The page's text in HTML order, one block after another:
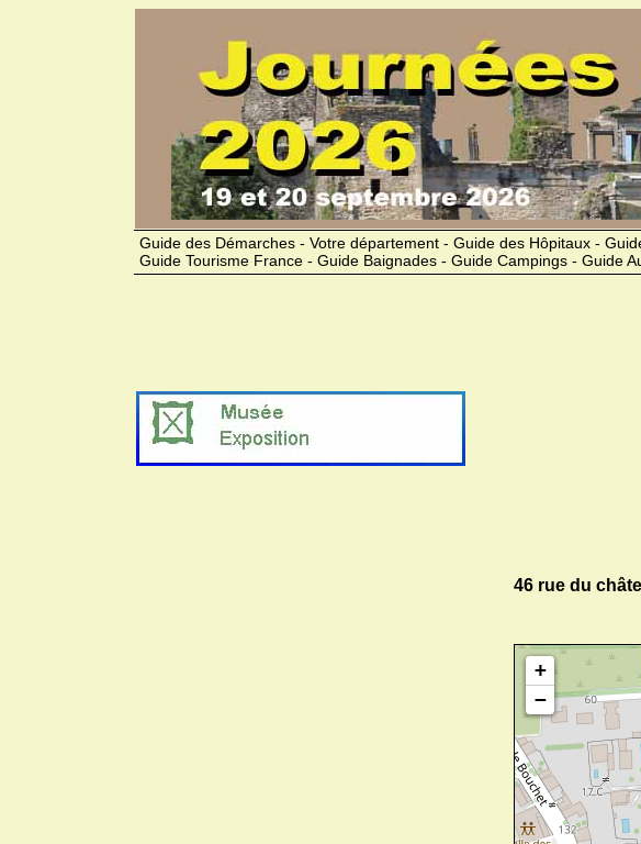
Guide des Démarches - Votre département - Guide des Hôpitaux -
Guide Tourisme France - Guide Baignades - Guide Campings - Guide
46 rue du
+
−